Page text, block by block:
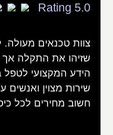
Rating 5.0
שזיהו את התקלה
הידע המקצועי לטפל
שירות מצוין ואנשים
חשוב מחירים לכל